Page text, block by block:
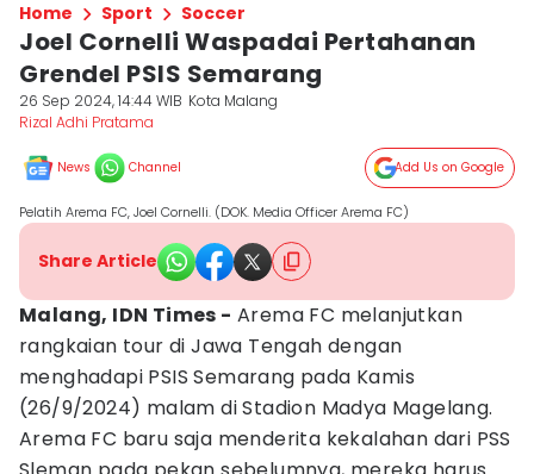
Home Sport Soccer
Joel Cornelli Waspadai Pertahanan
Grendel PSIS Semarang
26 Sep 2024, 14:44 WIB Kota Malang
Rizal Adhi Pratama
News Channel Add Us on Google
Pelatih Arema FC, Joel Cornelli. (DOK. Media Officer Arema FC)
Share Article
Malang, IDN Times - Arema FC melanjutkan
rangkaian tour di Jawa Tengah dengan
menghadapi PSIS Semarang pada Kamis
(26/9/2024) malam di Stadion Madya Magelang.
Arema FC baru saja menderita kekalahan dari PSS